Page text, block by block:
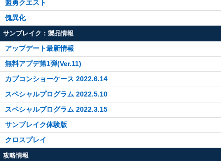
盟勇クエスト
傀異化
サンブレイク：製品情報
アップデート最新情報
無料アプデ第1弾(Ver.11)
カプコンショーケース 2022.6.14
スペシャルプログラム 2022.5.10
スペシャルプログラム 2022.3.15
サンブレイク体験版
クロスプレイ
攻略情報